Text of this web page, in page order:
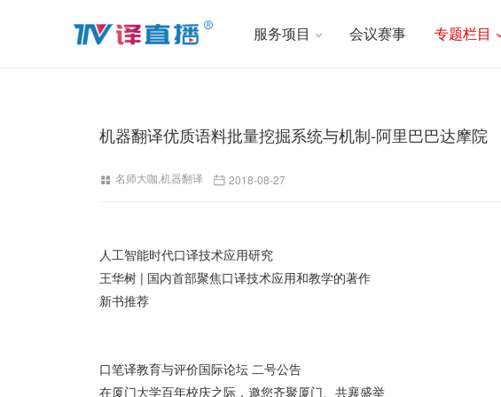
服务项目 会议赛事 专题栏目
机器翻译优质语料批量挖掘系统与机制-阿里巴巴达摩院
名师大咖 机器翻译 2018-08-27
人工智能时代口译技术应用研究
王华树 | 国内首部聚焦口译技术应用和教学的著作
新书推荐
口笔译教育与评价国际论坛 二号公告
在厦门大学百年校庆之际，邀您齐聚厦门、共襄盛举